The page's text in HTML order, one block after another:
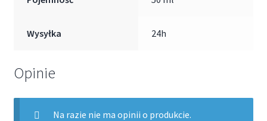
Wysyłka 24h
Opinie
Na razie nie ma opinii o produkcie.